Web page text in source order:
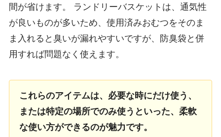
間が省けます。 ランドリーバスケットは、通気性
が良いものが多いため、使用済みおむつをそのま
ま入れると臭いが漏れやすいですが、防臭袋と併
用すれば問題なく使えます。
これらのアイテムは、必要な時にだけ使う、
または特定の場所でのみ使うといった、柔軟
な使い方ができるのが魅力です。